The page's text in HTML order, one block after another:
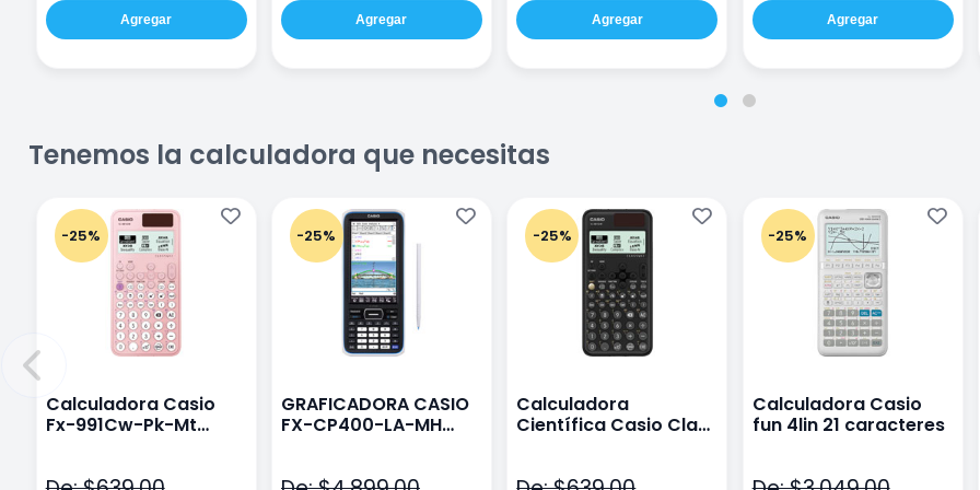
Agregar Agregar Agregar Agregar
Tenemos la calculadora que necesitas
-25%
Calculadora Casio
Fx-991Cw-Pk-Mt
-25%
GRAFICADORA CASIO
FX-CP400-LA-MH
-25%
Calculadora
Científica Casio Class
-25%
Calculadora Casio
fun 4lin 21 caracteres